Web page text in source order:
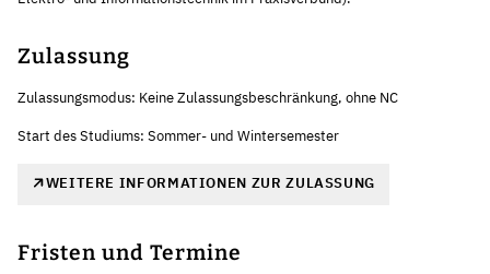
Zulassung
Zulassungsmodus: Keine Zulassungsbeschränkung, ohne NC
Start des Studiums: Sommer- und Wintersemester
WEITERE INFORMATIONEN ZUR ZULASSUNG
Fristen und Termine